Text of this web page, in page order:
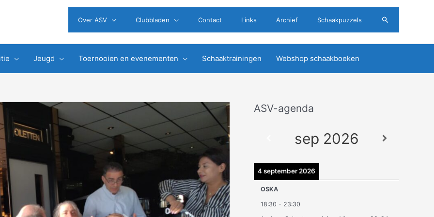
Over ASV Clubbladen Contact Links Archief Schaakpuzzels Zoeken
Jeugd Toernooien en evenementen Schaaktrainingen Webshop schaakboeken
ASV-agenda
sep 2026
4 september 2026
OSKA
18:30 - 23:30
A
e